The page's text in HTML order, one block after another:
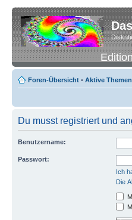
Foren-Übersicht • Aktive Themen
Du musst registriert und
Benutzername:
Passwort:
Ich
Die